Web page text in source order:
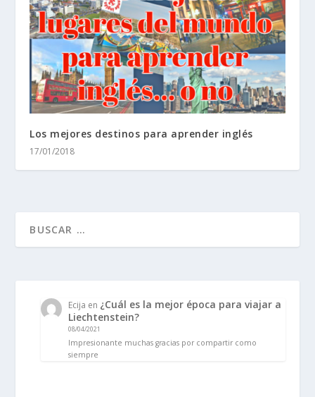
Los mejores destinos para aprender inglés
17/01/2018
Ecija en ¿Cuál es la mejor época para viajar a
Liechtenstein?
08/04/2021
Impresionante muchas gracias por compartir como
siempre